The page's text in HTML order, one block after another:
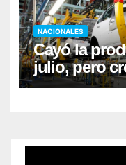
NACIONALES
Cayó la
julio, pero